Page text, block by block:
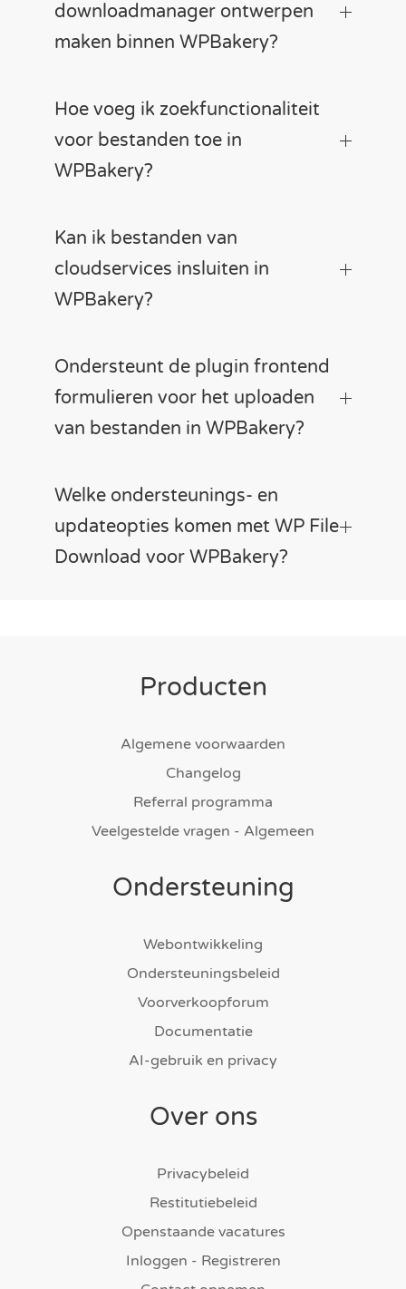
downloadmanager ontwerpen
maken binnen WPBakery?
Hoe voeg ik zoekfunctionaliteit
voor bestanden toe in
WPBakery?
Kan ik bestanden van
cloudservices insluiten in
WPBakery?
Ondersteunt de plugin frontend
formulieren voor het uploaden
van bestanden in WPBakery?
Welke ondersteunings- en
updateopties komen met WP File
Download voor WPBakery?
Producten
Algemene voorwaarden
Changelog
Referral programma
Veelgestelde vragen - Algemeen
Ondersteuning
Webontwikkeling
Ondersteuningsbeleid
Voorverkoopforum
Documentatie
AI-gebruik en privacy
Over ons
Privacybeleid
Restitutiebeleid
Openstaande vacatures
Inloggen - Registreren